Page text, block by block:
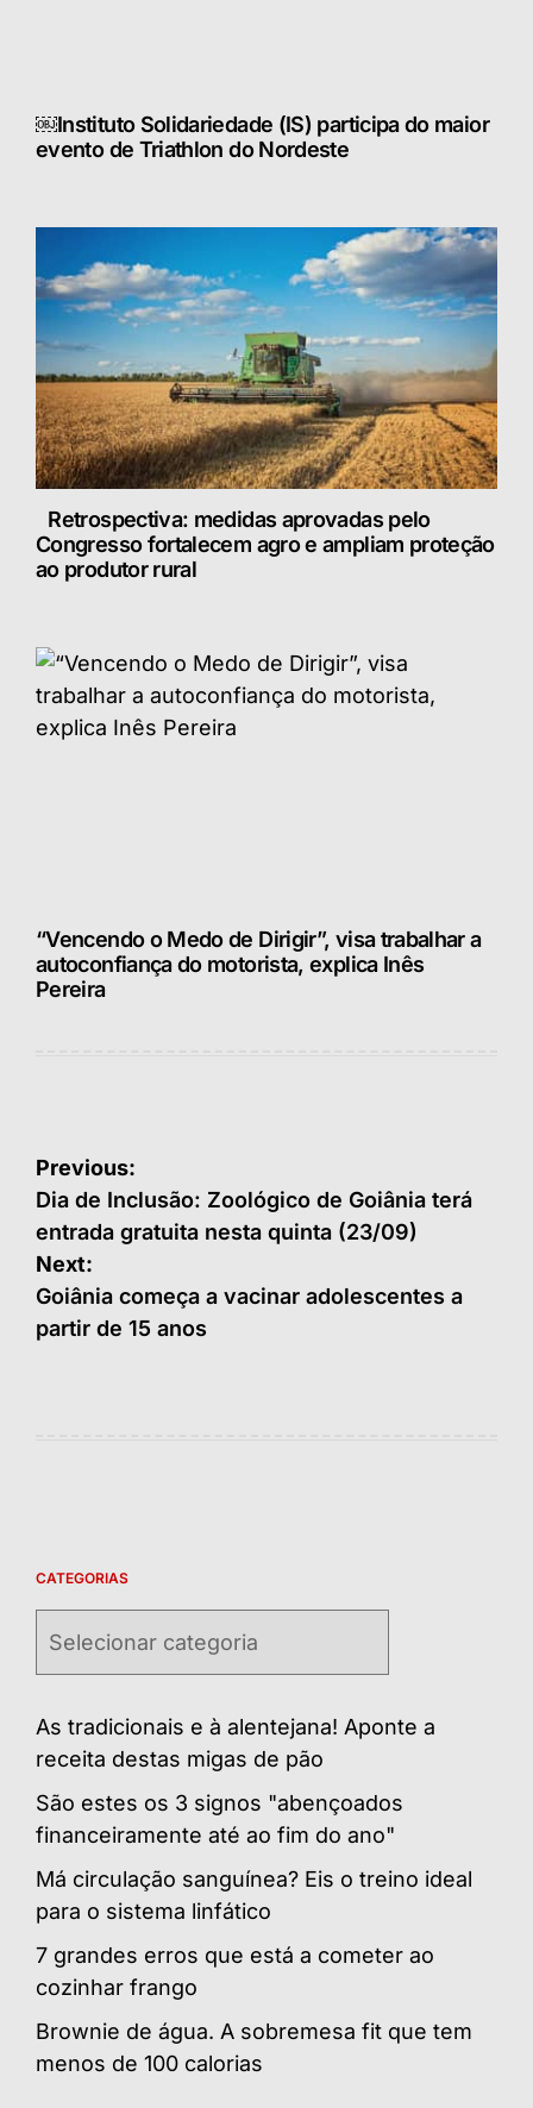
￼Instituto Solidariedade (IS) participa do maior
evento de Triathlon do Nordeste
Retrospectiva: medidas aprovadas pelo
Congresso fortalecem agro e ampliam proteção
ao produtor rural
“Vencendo o Medo de Dirigir”, visa trabalhar a
autoconfiança do motorista, explica Inês
Pereira
Navegação
de
Post
Previous:
Dia de Inclusão: Zoológico de Goiânia terá
entrada gratuita nesta quinta (23/09)
Next:
Goiânia começa a vacinar adolescentes a
partir de 15 anos
CATEGORIAS
As tradicionais e à alentejana! Aponte a
receita destas migas de pão
São estes os 3 signos "abençoados
financeiramente até ao fim do ano"
Má circulação sanguínea? Eis o treino ideal
para o sistema linfático
7 grandes erros que está a cometer ao
cozinhar frango
Brownie de água. A sobremesa fit que tem
menos de 100 calorias